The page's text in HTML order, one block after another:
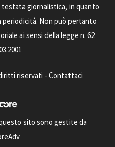
giornalistica, in quanto
periodicità. Non può pertanto
ai sensi della legge n. 62
riservati - Contattaci
sito sono gestite da